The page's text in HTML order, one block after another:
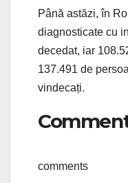
Până astăzi, în
diagnosticate cu
decedat, iar
137.491 de
vindecați.
comments